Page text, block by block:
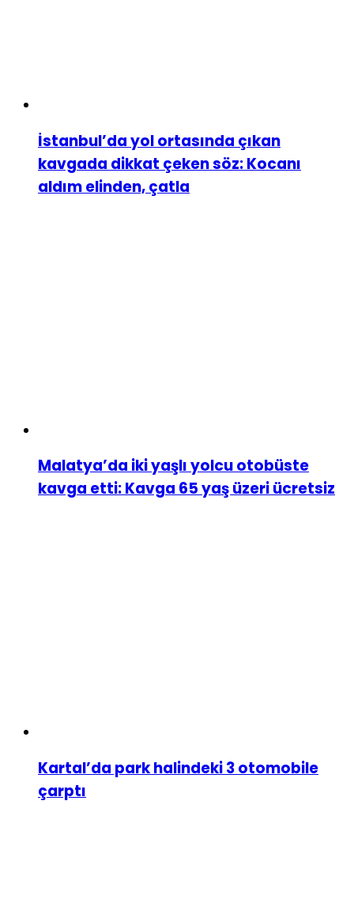
İstanbul’da yol ortasında çıkan
kavgada dikkat çeken söz: Kocanı
aldım elinden, çatla
Malatya’da iki yaşlı yolcu otobüste
kavga etti: Kavga 65 yaş üzeri ücretsiz
Kartal’da park halindeki 3 otomobile
çarptı